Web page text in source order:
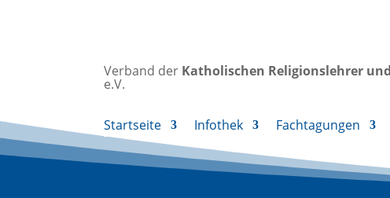
Verband der Katholischen Religionslehrer
e.V.
Startseite Infothek Fachtagungen